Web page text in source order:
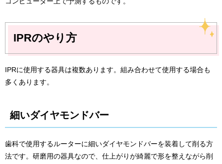
IPRのやり方
IPRに使用する器具は複数あります。組み合わせて使用する場合も
多くあります。
細いダイヤモンドバー
歯科で使用するルーターに細いダイヤモンドバーを装着して削る方
法です。研磨用の器具なので、仕上がりが綺麗で形を整えながら削